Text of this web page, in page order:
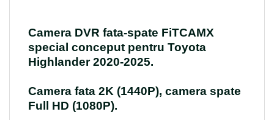
Camera DVR fata-spate FiTCAMX
special conceput pentru Toyota
Highlander 2020-2025.
Camera fata 2K (1440P), camera spate
Full HD (1080P).